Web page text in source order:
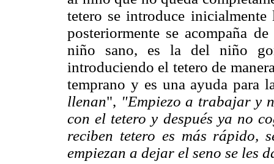
tetero se introduce
posteriormente se acompaña
niño sano, es la del niño
introduciendo el tetero de
temprano y es una ayuda para
llenan", "Empiezo a trabajar y
con el tetero y después ya no
reciben tetero es más rápido,
empiezan a dejar el seno se les